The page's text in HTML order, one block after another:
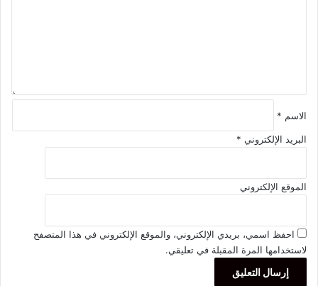
الاسم *
البريد الإلكتروني *
الموقع الإلكتروني
احفظ اسمي، بريدي الإلكتروني، والموقع الإلكتروني في هذا المتصفح
لاستخدامها المرة المقبلة في تعليقي.